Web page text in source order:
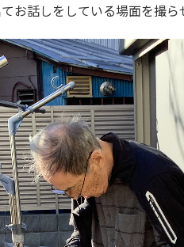
お話しをしている場面を撮